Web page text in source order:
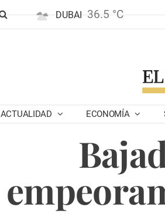
DUBAI 36.5 °C
ACTUALIDAD ECONOMÍA